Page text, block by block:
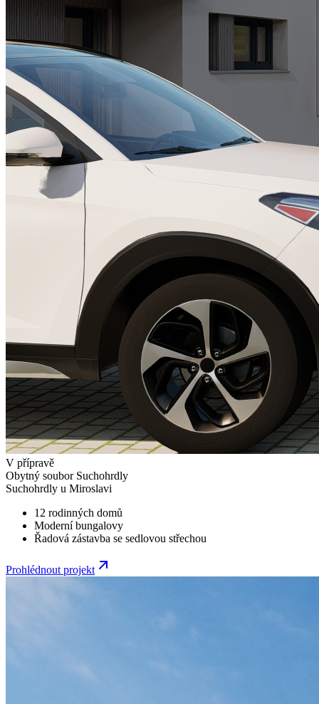
V přípravě
Obytný soubor Suchohrdly
Suchohrdly u Miroslavi
12 rodinných domů
Moderní bungalovy
Řadová zástavba se sedlovou střechou
Prohlédnout projekt